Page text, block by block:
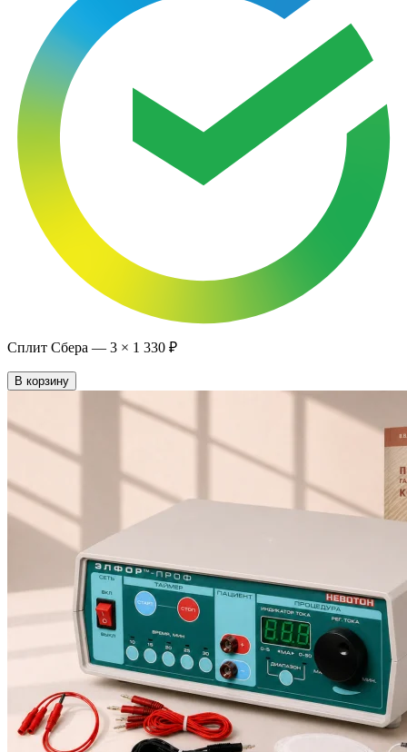
Сплит Сбера — 3 × 1 330 ₽
В корзину